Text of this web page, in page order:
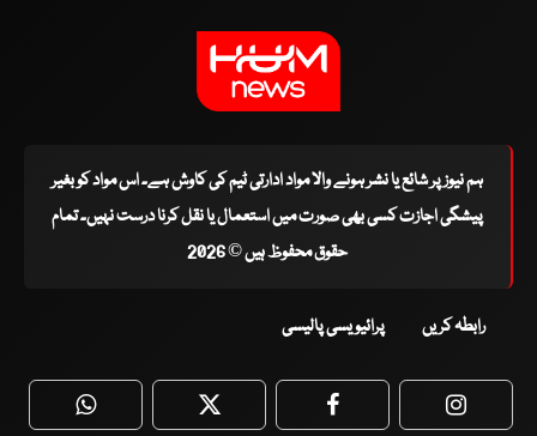
ہم نیوز پر شائع یا نشر ہونے والا مواد ادارتی ٹیم کی کاوش ہے۔ اس مواد کو بغیر
پیشگی اجازت کسی بھی صورت میں استعمال یا نقل کرنا درست نہیں۔ تمام
حقوق محفوظ ہیں © 2026
رابطہ کریں پرائیویسی پالیسی
WhatsApp Twitter Facebook